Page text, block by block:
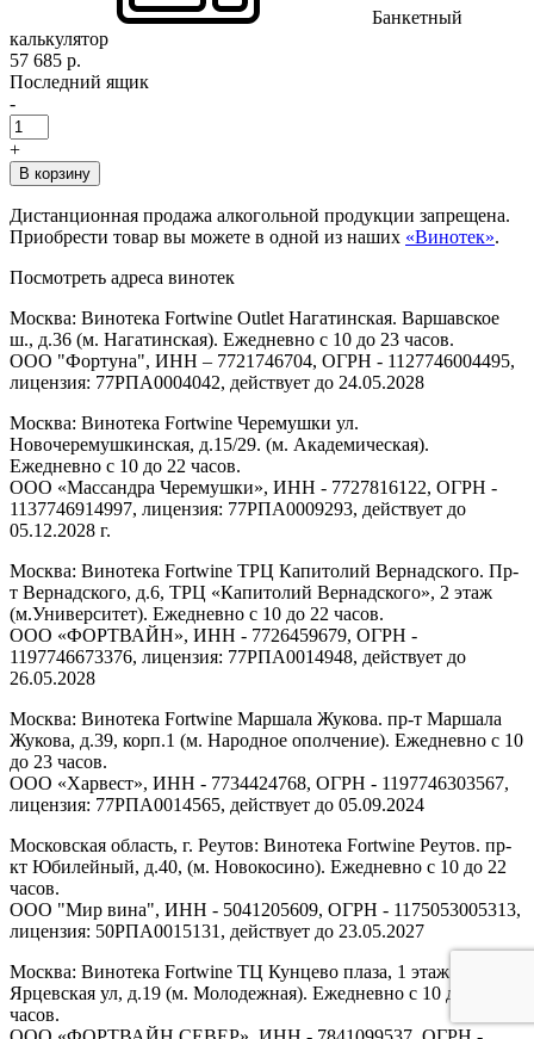
Банкетный
калькулятор
57 685 р.
Последний ящик
-
+
В корзину
Дистанционная продажа алкогольной продукции запрещена.
Приобрести товар вы можете в одной из наших «Винотек».
Посмотреть адреса винотек
Москва: Винотека Fortwine Outlet Нагатинская. Варшавское
ш., д.36 (м. Нагатинская). Ежедневно с 10 до 23 часов.
ООО "Фортуна", ИНН – 7721746704, ОГРН - 1127746004495,
лицензия: 77РПА0004042, действует до 24.05.2028
Москва: Винотека Fortwine Черемушки ул.
Новочеремушкинская, д.15/29. (м. Академическая).
Ежедневно с 10 до 22 часов.
ООО «Массандра Черемушки», ИНН - 7727816122, ОГРН -
1137746914997, лицензия: 77РПА0009293, действует до
05.12.2028 г.
Москва: Винотека Fortwine ТРЦ Капитолий Вернадского. Пр-
т Вернадского, д.6, ТРЦ «Капитолий Вернадского», 2 этаж
(м.Университет). Ежедневно с 10 до 22 часов.
ООО «ФОРТВАЙН», ИНН - 7726459679, ОГРН -
1197746673376, лицензия: 77РПА0014948, действует до
26.05.2028
Москва: Винотека Fortwine Маршала Жукова. пр-т Маршала
Жукова, д.39, корп.1 (м. Народное ополчение). Ежедневно с 10
до 23 часов.
ООО «Харвест», ИНН - 7734424768, ОГРН - 1197746303567,
лицензия: 77РПА0014565, действует до 05.09.2024
Московская область, г. Реутов: Винотека Fortwine Реутов. пр-
кт Юбилейный, д.40, (м. Новокосино). Ежедневно с 10 до 22
часов.
ООО "Мир вина", ИНН - 5041205609, ОГРН - 1175053005313,
лицензия: 50РПА0015131, действует до 23.05.2027
Москва: Винотека Fortwine ТЦ Кунцево плаза, 1 этаж.
Ярцевская ул, д.19 (м. Молодежная). Ежедневно с 10 до 22
часов.